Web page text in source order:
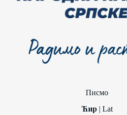
Писмо
Ћир| Lat